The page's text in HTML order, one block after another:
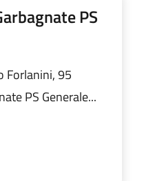
PS
Forlanini, 95
PS Generale...